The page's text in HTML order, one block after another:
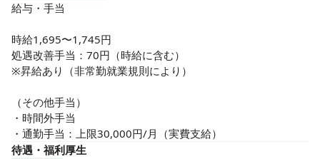
給与・手当
時給1,695〜1,745円
処遇改善手当：70円（時給に含む）
※昇給あり（非常勤就業規則により）
（その他手当）
・時間外手当
・通勤手当：上限30,000円/月（実費支給）
待遇・福利厚生